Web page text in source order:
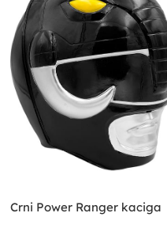
Crni Power Ranger kaciga